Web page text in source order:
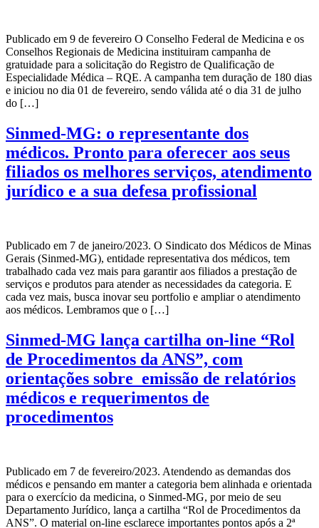
Publicado em 9 de fevereiro O Conselho Federal de Medicina e os
Conselhos Regionais de Medicina instituiram campanha de
gratuidade para a solicitação do Registro de Qualificação de
Especialidade Médica – RQE. A campanha tem duração de 180 dias
e iniciou no dia 01 de fevereiro, sendo válida até o dia 31 de julho
do […]
Sinmed-MG: o representante dos
médicos. Pronto para oferecer aos seus
filiados os melhores serviços, atendimento
jurídico e a sua defesa profissional
Publicado em 7 de janeiro/2023. O Sindicato dos Médicos de Minas
Gerais (Sinmed-MG), entidade representativa dos médicos, tem
trabalhado cada vez mais para garantir aos filiados a prestação de
serviços e produtos para atender as necessidades da categoria. E
cada vez mais, busca inovar seu portfolio e ampliar o atendimento
aos médicos. Lembramos que o […]
Sinmed-MG lança cartilha on-line “Rol
de Procedimentos da ANS”, com
orientações sobre emissão de relatórios
médicos e requerimentos de
procedimentos
Publicado em 7 de fevereiro/2023. Atendendo as demandas dos
médicos e pensando em manter a categoria bem alinhada e orientada
para o exercício da medicina, o Sinmed-MG, por meio de seu
Departamento Jurídico, lança a cartilha “Rol de Procedimentos da
ANS”. O material on-line esclarece importantes pontos após a 2ª